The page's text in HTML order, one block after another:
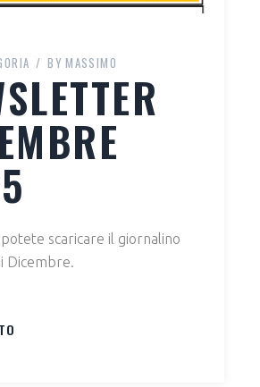
BY MASSIMO
potete scaricare il giornalino
Dicembre.